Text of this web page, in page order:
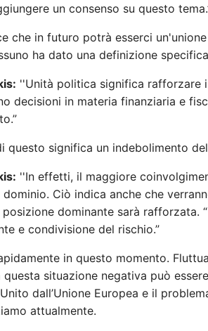
un consenso su questo
che in futuro potrà esserci
ha dato una definizione
''Unità politica significa rafforzare
decisioni in materia finanziaria e
questo significa un indebolimento
''In effetti, il maggiore
Ciò indica anche che
dominante sarà rafforzata.
e condivisione del rischio.”
in questo momento.
situazione negativa può
Unito dall’Unione Europea e il
attualmente.